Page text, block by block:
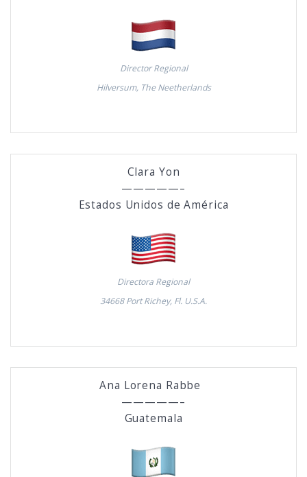
Director Regional
Hilversum, The Neetherlands
Clara Yon
—————–
Estados Unidos de América
Directora Regional
34668 Port Richey, Fl. U.S.A.
Ana Lorena Rabbe
—————–
Guatemala